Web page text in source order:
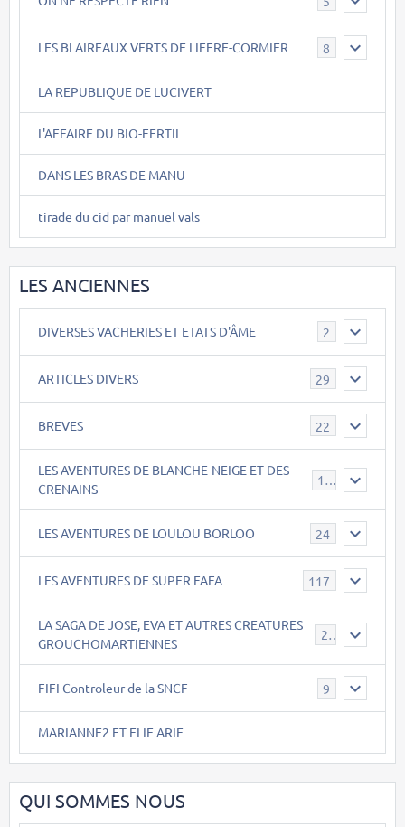
LES BLAIREAUX VERTS DE LIFFRE-CORMIER 8
LA REPUBLIQUE DE LUCIVERT
L'AFFAIRE DU BIO-FERTIL
DANS LES BRAS DE MANU
tirade du cid par manuel vals
LES ANCIENNES
DIVERSES VACHERIES ET ETATS D'ÂME 2
ARTICLES DIVERS 29
BREVES 22
LES AVENTURES DE BLANCHE-NEIGE ET DES
CRENAINS
17
LES AVENTURES DE LOULOU BORLOO 24
LES AVENTURES DE SUPER FAFA 117
LA SAGA DE JOSE, EVA ET AUTRES CREATURES
GROUCHOMARTIENNES
26
FIFI Controleur de la SNCF 9
MARIANNE2 ET ELIE ARIE
QUI SOMMES NOUS